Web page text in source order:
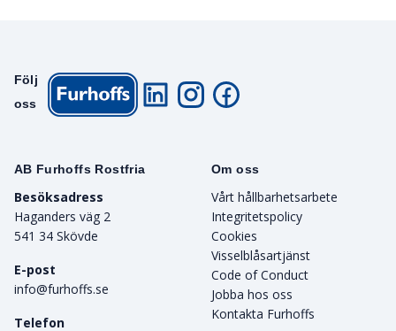
AB Furhoffs Rostfria
Besöksadress
Haganders väg 2
541 34 Skövde
E-post
info@furhoffs.se
Telefon
Om oss
Vårt hållbarhetsarbete
Integritetspolicy
Cookies
Visselblåsartjänst
Code of Conduct
Jobba hos oss
Kontakta Furhoffs
Följ
oss